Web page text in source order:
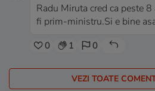
Radu Miruta cred ca peste
fi prim-ministru.Si e bine
0 1 0
VEZI TOATE